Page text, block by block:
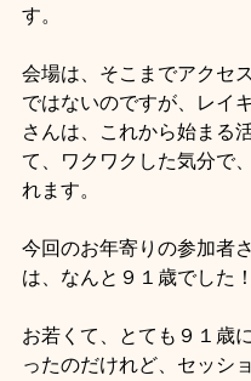
す。
会場は、そこまでアクセ
ではないのですが、レイ
さんは、これから始まる
て、ワクワクした気分で
れます。
今回のお年寄りの参加者
は、なんと９１歳でした！
お若くて、とても９１歳
ったのだけれど、セッシ